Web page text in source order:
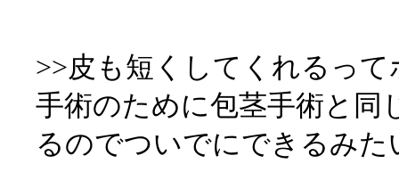
>>皮も短くしてくれるって
手術のために包茎手術と同
るのでついでにできるみた